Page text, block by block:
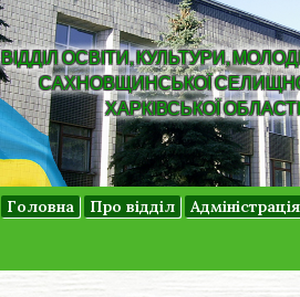
ВІДДІЛ ОСВІТИ, КУЛЬТУРИ,
САХНОВЩИНСЬКОЇ
ХАРКІВСЬКОЇ ОБЛАСТІ
Головна Про відділ Адміністрація